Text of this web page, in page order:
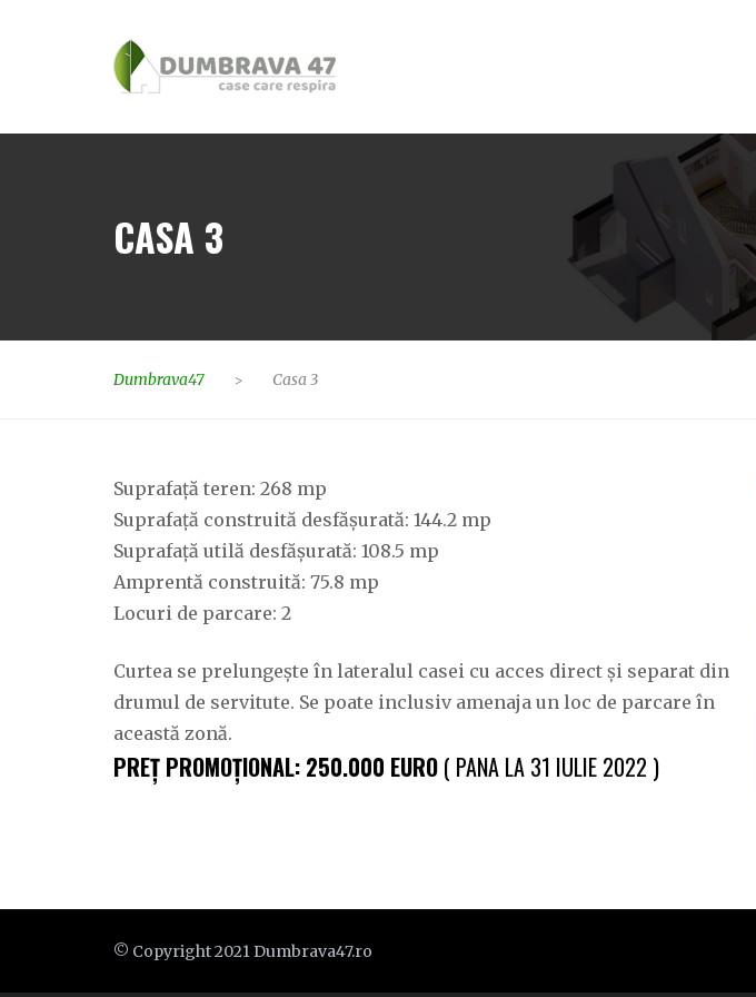
CASA 3
Dumbrava47 > Casa 3
Suprafață teren: 268 mp
Suprafață construită desfășurată: 144.2 mp
Suprafață utilă desfășurată: 108.5 mp
Amprentă construită: 75.8 mp
Locuri de parcare: 2
Curtea se prelungește în lateralul casei cu acces direct și separat din
drumul de servitute. Se poate inclusiv amenaja un loc de parcare în
această zonă.
PREȚ PROMOȚIONAL: 250.000 EURO ( PANA LA 31 IULIE 2022 )
© Copyright 2021 Dumbrava47.ro